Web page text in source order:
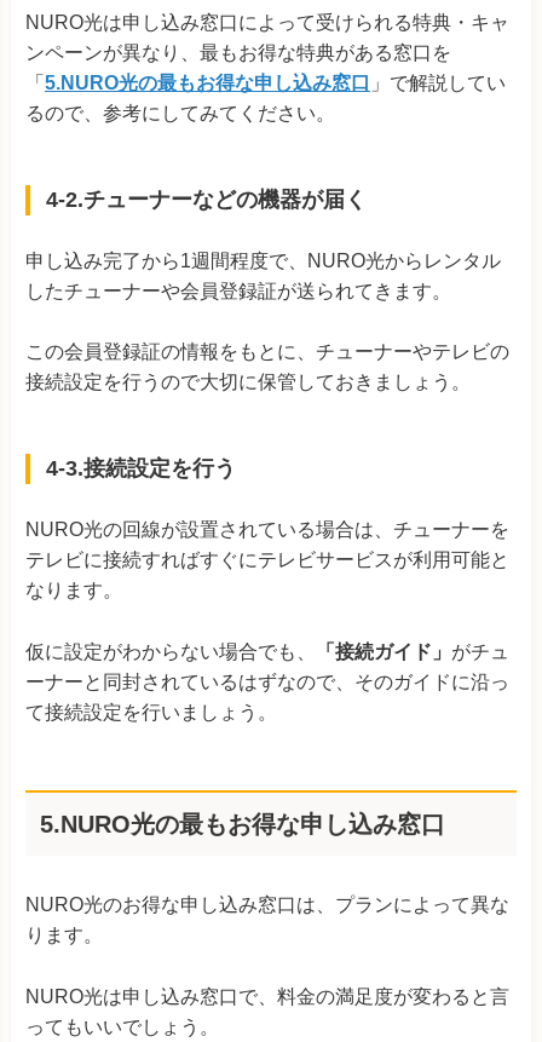
NURO光は申し込み窓口によって受けられる特典・キャ
ンペーンが異なり、最もお得な特典がある窓口を
「 5.NURO光の最もお得な申し込み窓口 」で解説してい
るので、参考にしてみてください。
4-2.チューナーなどの機器が届く
申し込み完了から1週間程度で、NURO光からレンタル
したチューナーや会員登録証が送られてきます。
この会員登録証の情報をもとに、チューナーやテレビの
接続設定を行うので大切に保管しておきましょう。
4-3.接続設定を行う
NURO光の回線が設置されている場合は、チューナーを
テレビに接続すればすぐにテレビサービスが利用可能と
なります。
仮に設定がわからない場合でも、 「接続ガイド」 がチュ
ーナーと同封されているはずなので、そのガイドに沿っ
て接続設定を行いましょう。
5.NURO光の最もお得な申し込み窓口
NURO光のお得な申し込み窓口は、プランによって異な
ります。
NURO光は申し込み窓口で、料金の満足度が変わると言
ってもいいでしょう。